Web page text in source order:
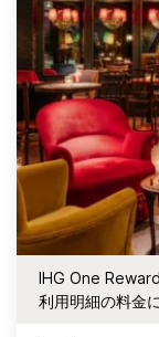
IHG One
利用明細の料金